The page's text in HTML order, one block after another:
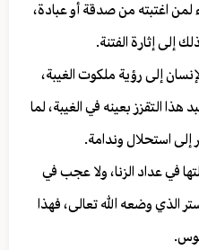
لمن اغتبته من صدقة أو عبادة،
إلى إثارة الفتنة.
إلى رؤية ملكوت الغيبة،
هذا التقزز بعينه في الغيبة، لما
إلى استحلال وندامة.
في عداد الزنا، ولا عجب في
الذي وضعه الله تعالى، فهذا